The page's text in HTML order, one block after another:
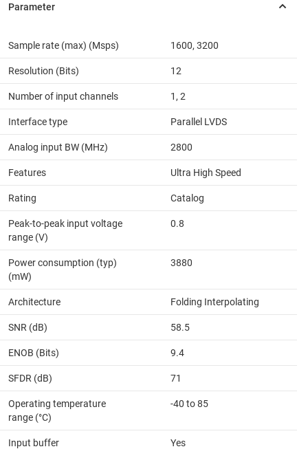
Sample rate (max) (Msps) 1600, 3200
Resolution (Bits) 12
Number of input channels 1, 2
Interface type Parallel LVDS
Analog input BW (MHz) 2800
Features Ultra High Speed
Rating Catalog
Peak-to-peak input voltage
range (V)
0.8
Power consumption (typ)
(mW)
3880
Architecture Folding Interpolating
SNR (dB) 58.5
ENOB (Bits) 9.4
SFDR (dB) 71
Operating temperature
range (°C)
-40 to 85
Input buffer Yes